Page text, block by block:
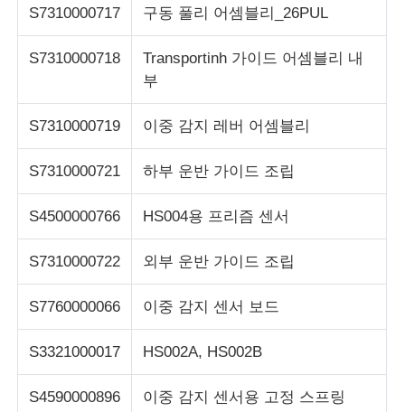
OKI ATM 부품
빌 수락자
지폐 분류기
지폐계수기
S7310000717 구동 풀리 어셈블리_26PUL
S7310000718
Transportinh 가이드 어셈블리 내
부
S7310000719 이중 감지 레버 어셈블리
S7310000721 하부 운반 가이드 조립
S4500000766 HS004용 프리즘 센서
S7310000722 외부 운반 가이드 조립
S7760000066 이중 감지 센서 보드
S3321000017 HS002A, HS002B
S4590000896 이중 감지 센서용 고정 스프링